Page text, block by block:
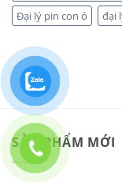
Đại lý pin con ó
đại
SẢN PHẨM MỚI